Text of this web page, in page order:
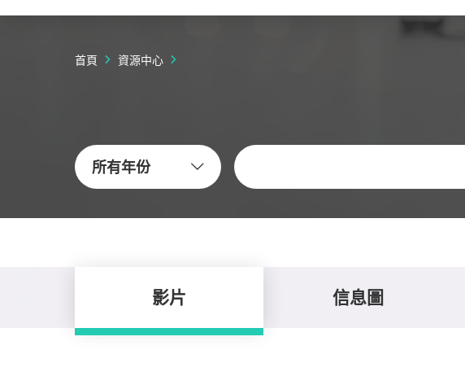
首頁 資源中心
所有年份
關鍵字
影片 信息圖